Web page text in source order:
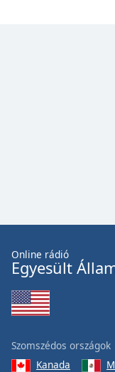
Online rádió
Egyesült
Szomszédos országok
Kanada